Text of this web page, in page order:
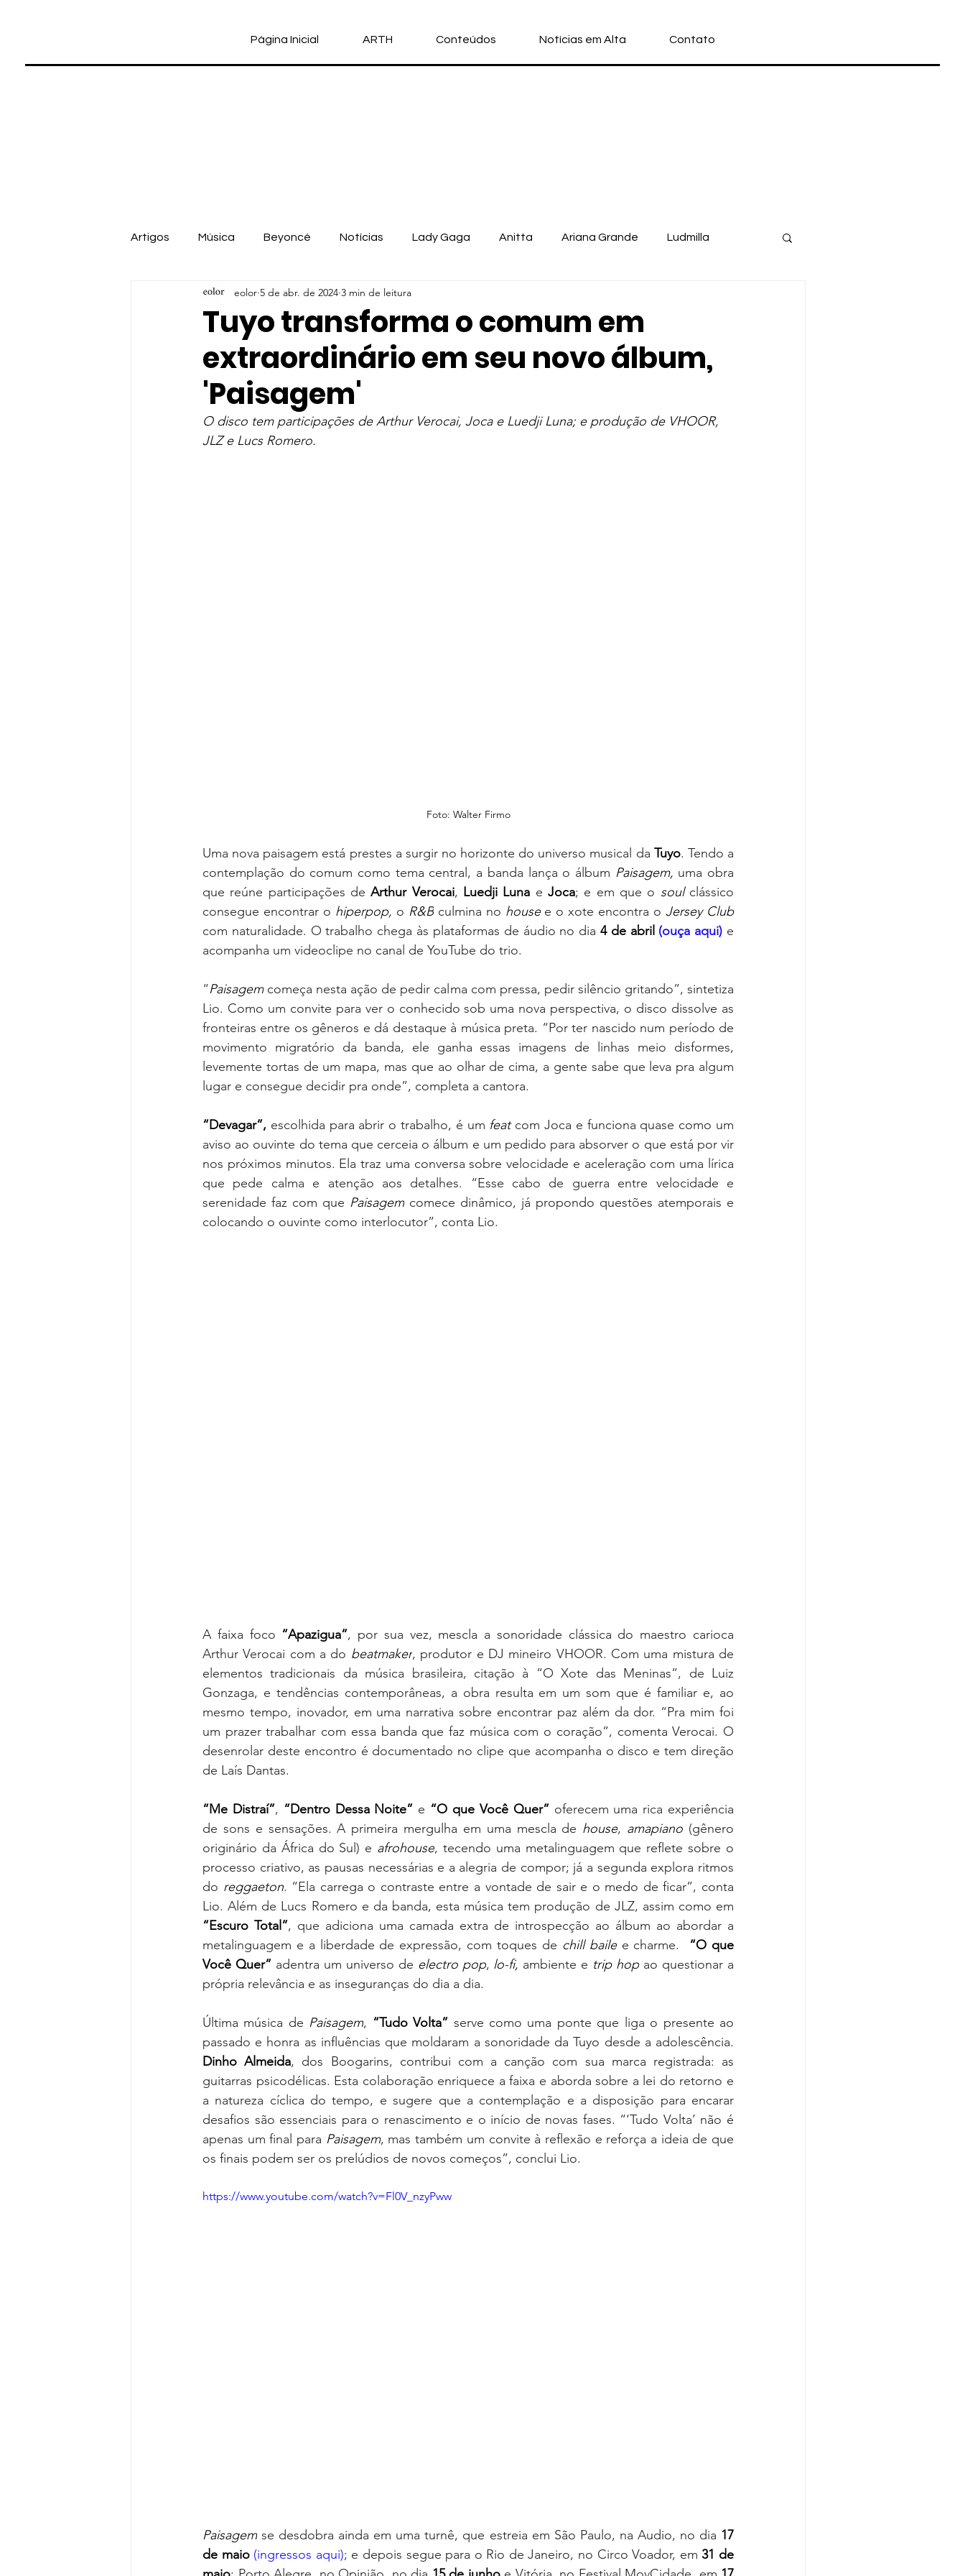
Página Inicial ARTH Conteúdos Notícias em Alta Contato
Artigos Música Beyoncé Notícias Lady Gaga Anitta Ariana Grande Ludmilla
Dua Lipa Pabllo Vittar Michael Jackson
gloria groove Gloria Groove Entretenimento Taylor Swift Música Mundial Indicação
Tuyo transforma o comum em
extraordinário em seu novo álbum,
'Paisagem'
eolor 5 de abr. de 2024 3 min de leitura
O disco tem participações de Arthur Verocai, Joca e Luedji Luna; e produção de VHOOR,
JLZ e Lucs Romero.
Foto: Walter Firmo
Uma nova paisagem está prestes a surgir no horizonte do universo musical da Tuyo. Tendo a
contemplação do comum como tema central, a banda lança o álbum Paisagem, uma obra
que reúne participações de Arthur Verocai, Luedji Luna e Joca; e em que o soul clássico
consegue encontrar o hiperpop, o R&B culmina no house e o xote encontra o
Jersey Club
com naturalidade. O trabalho chega às plataformas de áudio no dia 4 de abril (ouça aqui) e
acompanha um videoclipe no canal de YouTube do trio.
“Paisagem começa nesta ação de pedir calma com pressa, pedir silêncio gritando”, sintetiza
Lio. Como um convite para ver o conhecido sob uma nova perspectiva, o disco dissolve as
fronteiras entre os gêneros e dá destaque à música preta. “Por ter nascido num período de
movimento migratório da banda, ele ganha essas imagens de linhas meio disformes,
levemente tortas de um mapa, mas que ao olhar de cima, a gente sabe que leva pra algum
lugar e consegue decidir pra onde”, completa a cantora.
“Devagar”, escolhida para abrir o trabalho, é um feat com Joca e funciona quase como um
aviso ao ouvinte do tema que cerceia o álbum e um pedido para absorver o que está por vir
nos próximos minutos. Ela traz uma conversa sobre velocidade e aceleração com uma lírica
que pede calma e atenção aos detalhes. “Esse cabo de guerra entre velocidade e
serenidade faz com que Paisagem comece dinâmico, já propondo questões atemporais e
colocando o ouvinte como interlocutor”, conta Lio.
A faixa foco “Apazigua”, por sua vez, mescla a sonoridade clássica do maestro carioca
Arthur Verocai com a do beatmaker, produtor e DJ mineiro VHOOR. Com uma mistura de
elementos tradicionais da música brasileira, citação à “O Xote das Meninas”, de Luiz
Gonzaga, e tendências contemporâneas, a obra resulta em um som que é familiar e, ao
mesmo tempo, inovador, em uma narrativa sobre encontrar paz além da dor. “Pra mim foi
um prazer trabalhar com essa banda que faz música com o coração”, comenta Verocai. O
desenrolar deste encontro é documentado no clipe que acompanha o disco e tem direção
de Laís Dantas.
“Me Distraí”, “Dentro Dessa Noite” e “O que Você Quer” oferecem uma rica experiência
de sons e sensações. A primeira mergulha em uma mescla de house, amapiano (gênero
originário da África do Sul) e afrohouse, tecendo uma metalinguagem que reflete sobre o
processo criativo, as pausas necessárias e a alegria de compor; já a segunda explora ritmos
do reggaeton. “Ela carrega o contraste entre a vontade de sair e o medo de ficar”, conta
“Escuro Total”, que adiciona uma camada extra de introspecção ao álbum ao abordar a
metalinguagem e a liberdade de expressão, com toques de chill baile e charme. “O que
Você Quer” adentra um universo de electro pop, lo-fi, ambiente e trip hop ao questionar a
própria relevância e as inseguranças do dia a dia.
Última música de Paisagem, “Tudo Volta” serve como uma ponte que liga o presente ao
Dinho Almeida, dos Boogarins, contribui com a canção com sua marca registrada: as
guitarras psicodélicas. Esta colaboração enriquece a faixa e aborda sobre a lei do retorno e
a natureza cíclica do tempo, e sugere que a contemplação e a disposição para encarar
desafios são essenciais para o renascimento e o início de novas fases. “‘Tudo Volta’ não é
apenas um final para Paisagem, mas também um convite à reflexão e reforça a ideia de que
os finais podem ser os prelúdios de novos começos”, conclui Lio.
https://www.youtube.com/watch?v=Fl0V_nzyPww
Paisagem se desdobra ainda em uma turnê, que estreia em São Paulo, na Audio, no dia 17
de maio (ingressos aqui); e depois segue para o Rio de Janeiro, no Circo Voador, em 31 de